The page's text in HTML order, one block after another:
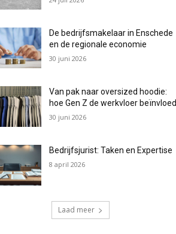
De bedrijfsmakelaar in Enschede
en de regionale economie
30 juni 2026
Van pak naar oversized hoodie:
hoe Gen Z de werkvloer beïnvloed
30 juni 2026
Bedrijfsjurist: Taken en Expertise
8 april 2026
Laad meer